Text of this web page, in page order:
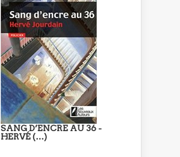
SANG D’ENCRE AU 36 -
HERVÉ (…)